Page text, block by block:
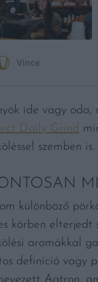
ide vagy oda,
Daily Grind
szemben is.
különböző
körben
aromákkal
definíció vagy
Agtron,